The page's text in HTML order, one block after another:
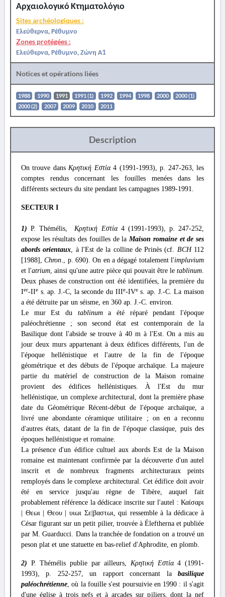
Αρχαιολογικό Κτηματολόγιο
Sites archéologiques :
Ελεύθερνα, Ρέθυμνο
Zones protégées :
Ελεύθερνα, Ρέθυμνο, Ζώνη Α1
Notices et opérations liées
1988 1990 1991 1991 (1) 1992 1994 1998 2000
2000 (1)
2000 (2)
2007 2009 2010 2011
Description
On trouve dansΚρητική Εστία4 (1991-1993), p. 247-263, les
comptes rendus concernant les fouilles menées dans les
différents secteurs du site pendant les campagnes 1989-1991.
SECTEUR I
1)P. Thémélis,Κρητική Εστία4 (1991-1993), p. 247-252,
expose les résultats des fouilles de la Maison romaine et de ses
abords orientaux, à l'Est de la colline de Prinès (cf. BCH112
[1988],Chron., p. 690). On en a dégagé totalement l'impluvium
et l'atrium, ainsi qu'une autre pièce qui pouvait être letablinum.
Deux phases de construction ont été identifiées, la première du
Ier-IIe s. ap. J.-C, la seconde du IIIe-IVes. ap. J.-C. La maison
a été détruite par un séisme, en 360 ap. J.-C. environ.
Le mur Est du tablinuma été réparé pendant l'époque
paléochrétienne ; son second état est contemporain de la
Basilique dont l'abside se trouve à 40 m à l'Est. On a mis au
jour deux murs appartenant à deux édifices différents, l'un de
l'époque hellénistique et l'autre de la fin de l'époque
géométrique et des débuts de l'époque archaïque. La majeure
partie du matériel de construction de la Maison romaine
provient des édifices hellénistiques. À l'Est du mur
hellénistique, un complexe architectural, dont la première phase
date du Géométrique Récent-début de l'époque archaïque, a
livré une abondante céramique utilitaire ; on en a reconnu
d'autres états, datant de la fin de l'époque classique, puis des
époques hellénistique et romaine.
La présence d'un édifice cultuel aux abords Est de la Maison
romaine est maintenant confirmée par la découverte d'un autel
inscrit et de nombreux fragments architecturaux peints
remployés dans le complexe architectural. Cet édifice doit avoir
été en service jusqu'au règne de Tibère, auquel fait
probablement référence la dédicace inscrite sur l'autel : Καίσαρι
| Θεωι | Θεου | υιωι Σε|βαστωι, qui ressemble à la dédicace à
César figurant sur un petit pilier, trouvée à Éleftherna et publiée
par M. Guarducci. Dans la tranchée de fondation on a trouvé un
peson plat et une statuette en bas-relief d'Aphrodite, en plomb.
2) P. Thémélis publie par ailleurs, Κρητική Εστία4 (1991-
1993), p. 252-257, un rapport concernant la basilique
paléochrétienne, où la fouille s'est poursuivie en 1990 : il s'agit
d'une église à trois nefs et à arcades sur piliers, dont la nef